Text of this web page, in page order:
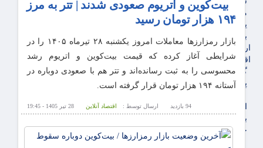
مالیات
یارانه و معیشت مردم
برق، آب و انرژی
ارز دیجیتال
اقتصاد اجتماعی
گردشگری
پزشکی، سلامت و زیبایی
بازنشستگان
حقوق و قضایی
دفتر وکیل
بیت‌کوین و اتریوم صعودی شدند | تتر به مرز
۱۹۴ هزار تومان رسید
بازار رمزارز‌ها معاملات امروز یکشنبه ۲۸ تیرماه ۱۴۰۵ را در
شرایطی آغاز کرده که قیمت بیت‌کوین و اتریوم رشد
محسوسی را به ثبت رسانده‌اند و تتر هم با صعودی دوباره در
آستانه ۱۹۴ هزار تومان قرار گرفته است.
28 تیر 1405 - 19:45 ارسال توسط : اقتصاد آنلاین 94 بازدید